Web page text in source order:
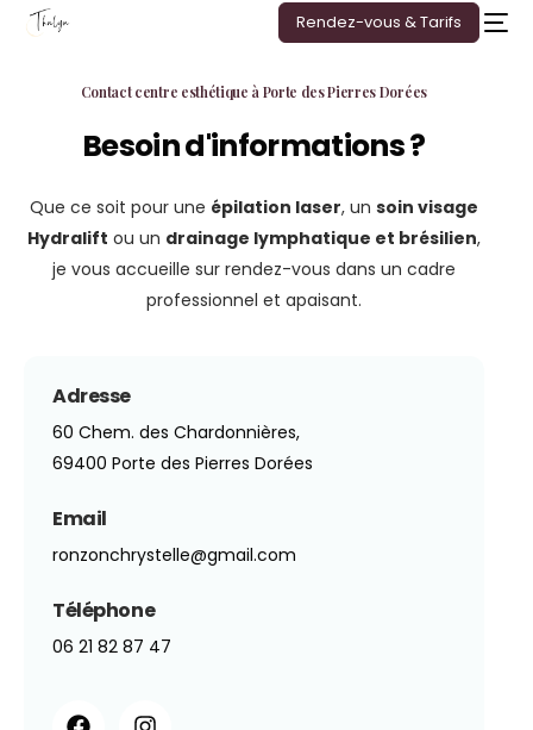
Rendez-vous & Tarifs
Contact centre esthétique à Porte des Pierres Dorées
Besoin d'informations ?
Que ce soit pour une épilation laser, un soin visage
Hydralift ou un drainage lymphatique et brésilien,
je vous accueille sur rendez-vous dans un cadre
professionnel et apaisant.
Adresse
60 Chem. des Chardonnières,
69400 Porte des Pierres Dorées
Email
ronzonchrystelle@gmail.com
Téléphone
06 21 82 87 47